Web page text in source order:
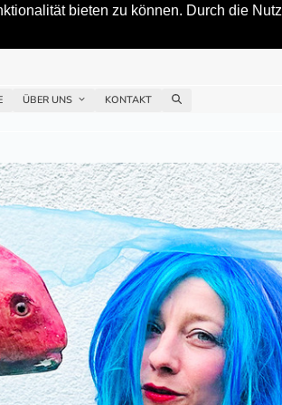
bieten zu können. Durch die
ÜBER UNS KONTAKT